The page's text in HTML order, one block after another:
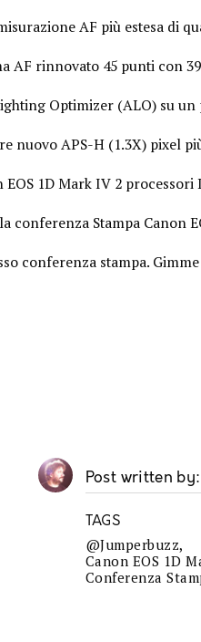
AF più estesa di
AF rinnovato 45 punti con
Optimizer (ALO) su un
nuovo APS-H (1.3X) pixel
EOS 1D Mark IV 2 processori
conferenza Stampa Canon
conferenza stampa.
Post written by
TAGS
@jumperbuzz,
Canon EOS 1D
Conferenza